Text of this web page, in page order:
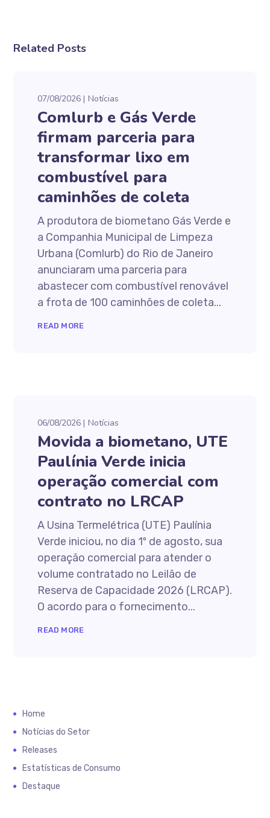
Related Posts
07/08/2026 Notícias
Comlurb e Gás Verde
firmam parceria para
transformar lixo em
combustível para
caminhões de coleta
A produtora de biometano Gás Verde e
a Companhia Municipal de Limpeza
Urbana (Comlurb) do Rio de Janeiro
anunciaram uma parceria para
abastecer com combustível renovável
a frota de 100 caminhões de coleta...
READ MORE
06/08/2026 Notícias
Movida a biometano, UTE
Paulínia Verde inicia
operação comercial com
contrato no LRCAP
A Usina Termelétrica (UTE) Paulínia
Verde iniciou, no dia 1º de agosto, sua
operação comercial para atender o
volume contratado no Leilão de
Reserva de Capacidade 2026 (LRCAP).
O acordo para o fornecimento...
READ MORE
Home
Notícias do Setor
Releases
Estatísticas de Consumo
Destaque